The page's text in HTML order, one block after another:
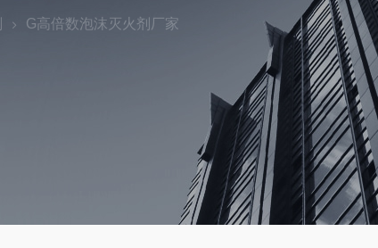
G高倍数泡沫灭火剂厂家